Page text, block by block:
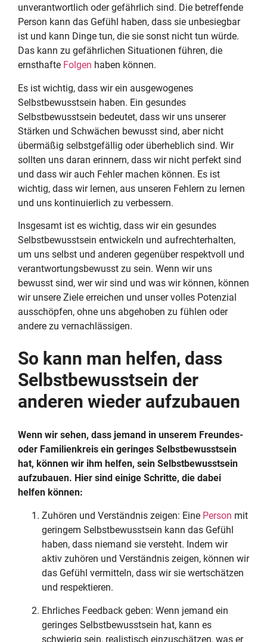
unverantwortlich oder gefährlich sind. Die betreffende
Person kann das Gefühl haben, dass sie unbesiegbar
ist und kann Dinge tun, die sie sonst nicht tun würde.
Das kann zu gefährlichen Situationen führen, die
ernsthafte Folgen haben können.
Es ist wichtig, dass wir ein ausgewogenes
Selbstbewusstsein haben. Ein gesundes
Selbstbewusstsein bedeutet, dass wir uns unserer
Stärken und Schwächen bewusst sind, aber nicht
übermäßig selbstgefällig oder überheblich sind. Wir
sollten uns daran erinnern, dass wir nicht perfekt sind
und dass wir auch Fehler machen können. Es ist
wichtig, dass wir lernen, aus unseren Fehlern zu lernen
und uns kontinuierlich zu verbessern.
Insgesamt ist es wichtig, dass wir ein gesundes
Selbstbewusstsein entwickeln und aufrechterhalten,
um uns selbst und anderen gegenüber respektvoll und
verantwortungsbewusst zu sein. Wenn wir uns
bewusst sind, wer wir sind und was wir können, können
wir unsere Ziele erreichen und unser volles Potenzial
ausschöpfen, ohne uns abgehoben zu fühlen oder
andere zu vernachlässigen.
So kann man helfen, dass
Selbstbewusstsein der
anderen wieder aufzubauen
Wenn wir sehen, dass jemand in unserem Freundes-
oder Familienkreis ein geringes Selbstbewusstsein
hat, können wir ihm helfen, sein Selbstbewusstsein
aufzubauen. Hier sind einige Schritte, die dabei
helfen können:
Zuhören und Verständnis zeigen: Eine Person mit
geringem Selbstbewusstsein kann das Gefühl
haben, dass niemand sie versteht. Indem wir
aktiv zuhören und Verständnis zeigen, können wir
das Gefühl vermitteln, dass wir sie wertschätzen
und respektieren.
Ehrliches Feedback geben: Wenn jemand ein
geringes Selbstbewusstsein hat, kann es
schwierig sein, realistisch einzuschätzen, was er